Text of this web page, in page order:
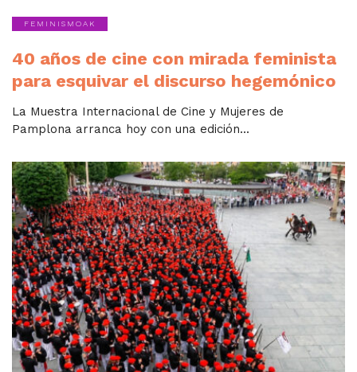
FEMINISMOAK
40 años de cine con mirada feminista
para esquivar el discurso hegemónico
La Muestra Internacional de Cine y Mujeres de
Pamplona arranca hoy con una edición...